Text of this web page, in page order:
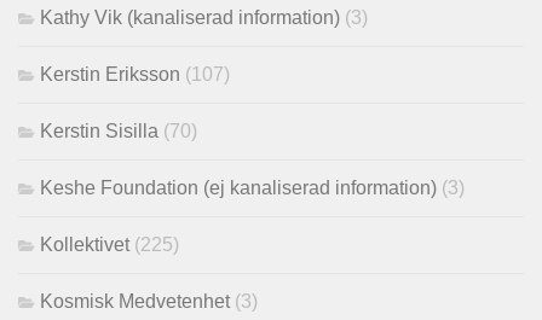
Kathy Vik (kanaliserad information) (3)
Kerstin Eriksson (107)
Kerstin Sisilla (70)
Keshe Foundation (ej kanaliserad information) (3)
Kollektivet (225)
Kosmisk Medvetenhet (3)